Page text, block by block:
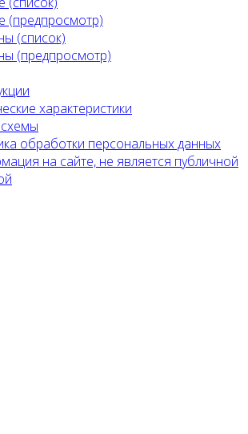
(предпросмотр)
(список)
(предпросмотр)
характеристики
обработки персональных данных
на сайте, не является публичной